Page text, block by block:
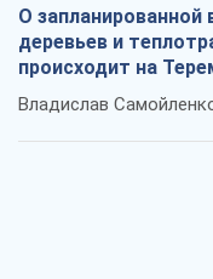
О запланированной
деревьев и
происходит на
Владислав